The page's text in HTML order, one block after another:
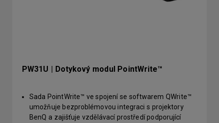
PW31U | Dotykový modul PointWrite™
Sada PointWrite™ ve spojení se softwarem QWrite™
umožňuje bezproblémovou integraci s projektory
BenQ a zajišťuje vzdělávací prostředí podporující